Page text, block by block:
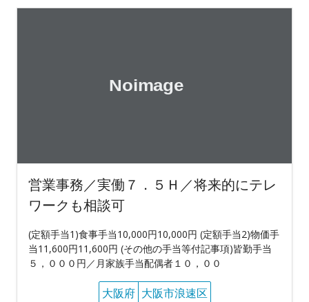
営業事務／実働７．５Ｈ／将来的にテレ
ワークも相談可
(定額手当1)食事手当10,000円10,000円 (定額手当2)物価手
当11,600円11,600円 (その他の手当等付記事項)皆勤手当
５，０００円／月家族手当配偶者１０，００
大阪府 大阪市浪速区